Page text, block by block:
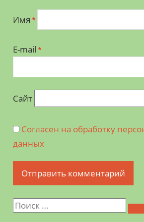
Имя *
E-mail *
Сайт
Согласен на обработку
данных